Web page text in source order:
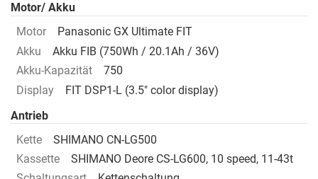
Motor/ Akku
Motor
Panasonic GX Ultimate FIT
Akku
Akku FIB (750Wh / 20.1Ah / 36V)
Akku-Kapazität
750
Display
FIT DSP1-L (3.5" color display)
Antrieb
Kette
SHIMANO CN-LG500
Kassette
SHIMANO Deore CS-LG600, 10 speed, 11-43t